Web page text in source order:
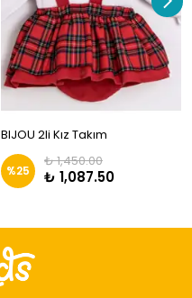
BIJOU 2li Kız Takım
%25
₺ 1,450.00
₺ 1,087.50